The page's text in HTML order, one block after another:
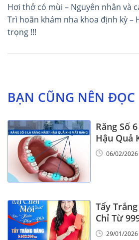
Điều
hướng
bài
Hơi thở có mùi – Nguyên nhân và
Trì hoãn khám nha khoa định kỳ –
trọng !!!
BẠN CŨNG NÊN ĐỌC
Răng Số
Hậu Quả
6
06/02/2026
Tẩy
Chỉ Từ
Vinalign
29/01/2026